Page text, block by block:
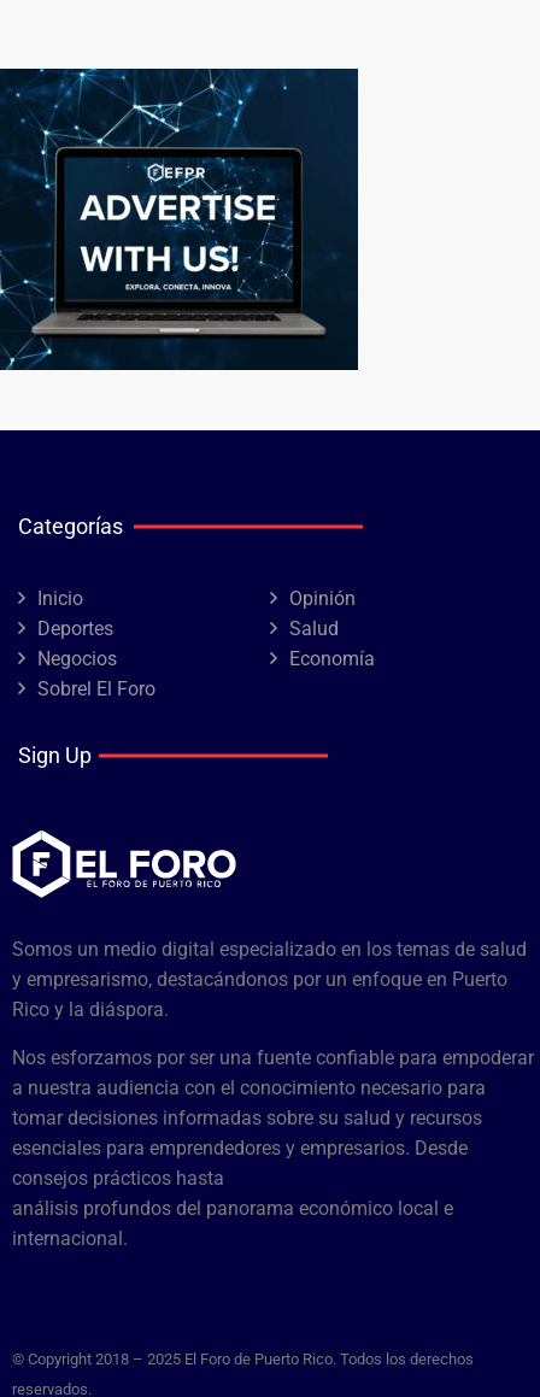
Categorías
Inicio
Opinión
Deportes
Salud
Negocios
Economía
Sobrel El Foro
Sign Up
Somos un medio digital especializado en los temas de salud
y empresarismo, destacándonos por un enfoque en Puerto
Rico y la diáspora.
Nos esforzamos por ser una fuente confiable para empoderar
a nuestra audiencia con el conocimiento necesario para
tomar decisiones informadas sobre su salud y recursos
esenciales para emprendedores y empresarios. Desde
consejos prácticos hasta
análisis profundos del panorama económico local e
internacional.
© Copyright 2018 – 2025 El Foro de Puerto Rico. Todos los derechos
reservados.